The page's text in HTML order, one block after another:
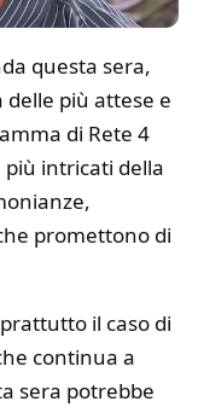
questa sera,
più attese e
di Rete 4
intricati della
promettono di
il caso di
continua a
sera potrebbe